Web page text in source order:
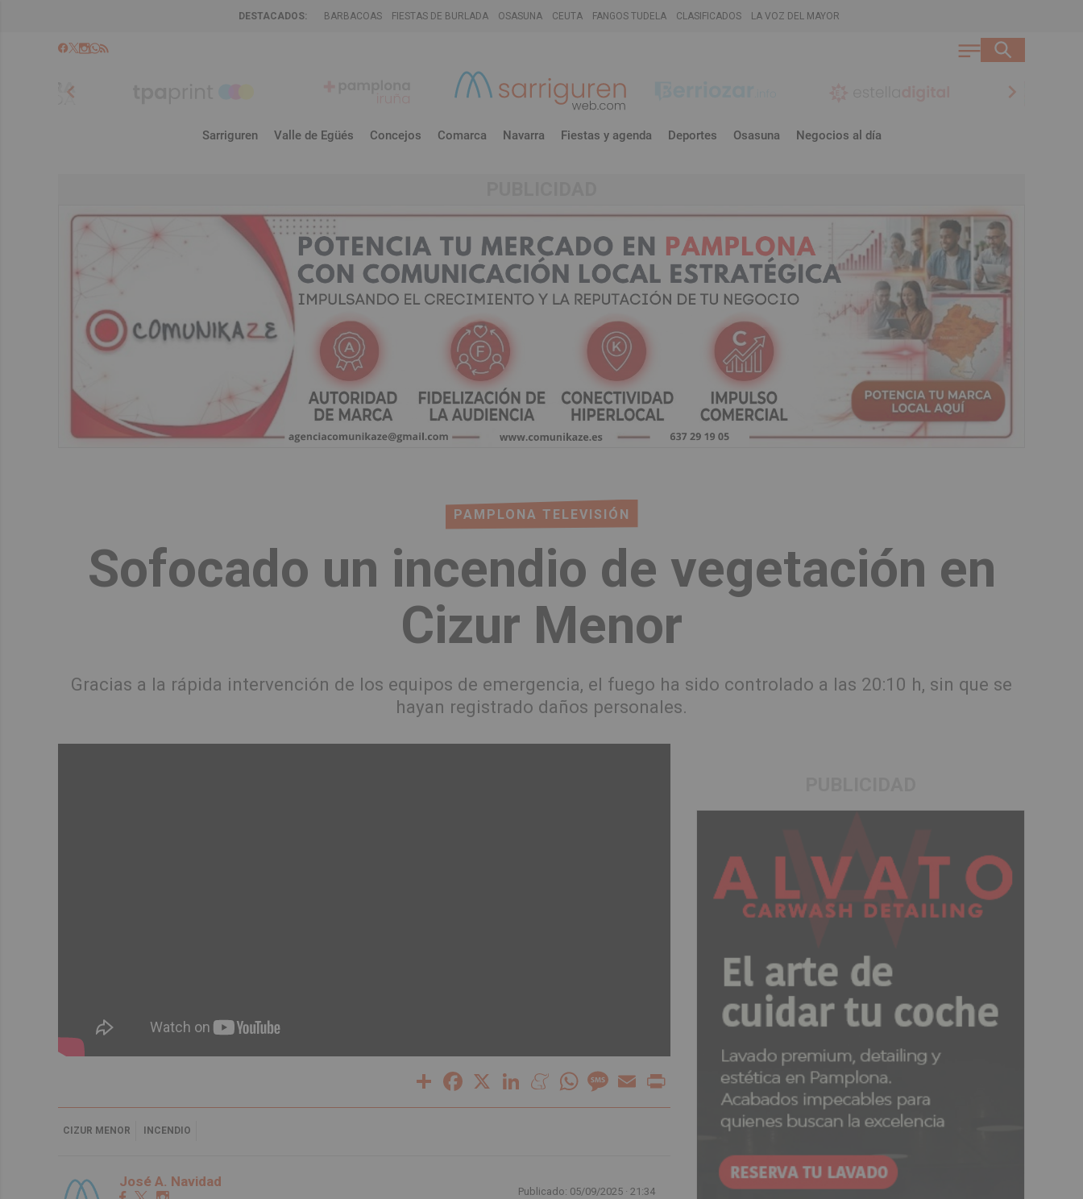
DESTACADOS: BARBACOAS FIESTAS DE BURLADA OSASUNA CEUTA FANGOS TUDELA CLASIFICADOS LA VOZ DEL MAYOR
chevron_left chevron_right
Sarriguren Valle de Egüés Concejos Comarca Navarra Fiestas y agenda Deportes Osasuna Negocios al día
PAMPLONA TELEVISIÓN
Sofocado un incendio de vegetación en
Cizur Menor
Gracias a la rápida intervención de los equipos de emergencia, el fuego ha sido controlado a las 20:10 h, sin que se
hayan registrado daños personales.
Share Facebook LinkedInMeneameWhatsAppMessage
Email
CIZUR MENOR INCENDIO
José A. Navidad
Publicado: 05/09/2025 · 21:34